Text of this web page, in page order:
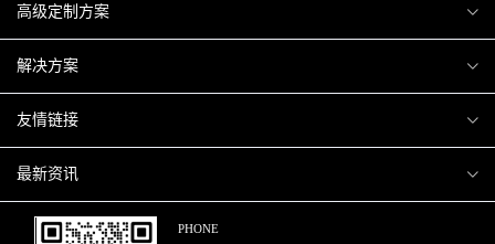
爬虫案例
关于爬虫
高级定制方案
H5互动营销
微信小程序
解决方案
商城解决方案
商城会员积分商城解决方案
网站解决方案
友情链接
厦门小程序开发
厦门APP开发
最新资讯
行业资讯 PHONE